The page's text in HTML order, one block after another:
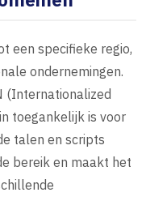
een specifieke regio,
ondernemingen.
(Internationalized
toegankelijk is voor
talen en scripts
bereik en maakt het